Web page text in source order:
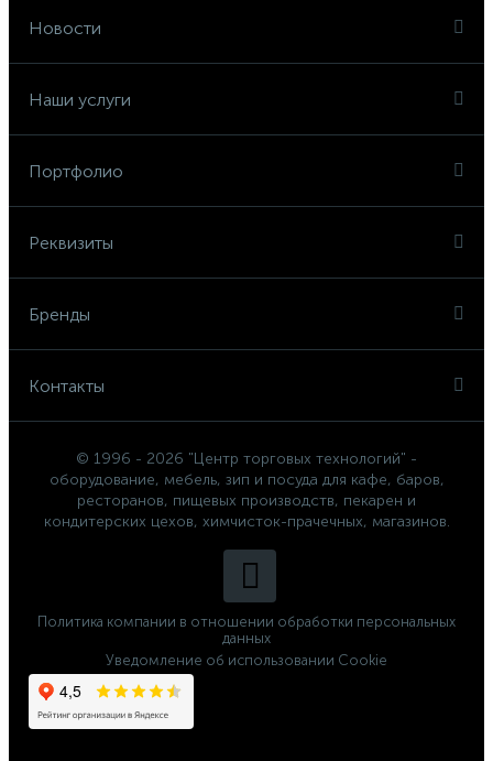
Новости
Наши услуги
Портфолио
Реквизиты
Бренды
Контакты
© 1996 - 2026 "Центр торговых технологий" -
оборудование, мебель, зип и посуда для кафе, баров,
ресторанов, пищевых производств, пекарен и
кондитерских цехов, химчисток-прачечных, магазинов.
Политика компании в отношении обработки персональных
данных
Уведомление об использовании Cookie